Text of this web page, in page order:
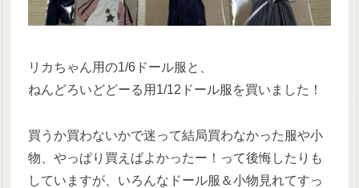
リカちゃん用の1/6ドール服と、
ねんどろいどどーる用1/12ドール服を買いました！
買うか買わないかで迷って結局買わなかった服や小
物、やっぱり買えばよかったー！って後悔したりも
していますが、いろんなドール服＆小物見れてすっ